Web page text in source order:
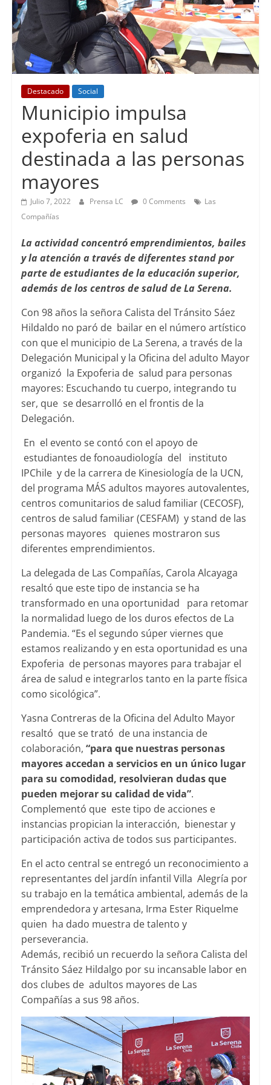
Destacado Social
Municipio impulsa
expoferia en salud
destinada a las personas
mayores
Julio 7, 2022 Prensa LC 0 Comments
Las
Compañías
La actividad concentró emprendimientos, bailes
y la atención a través de diferentes stand por
parte de estudiantes de la educación superior,
además de los centros de salud de La Serena.
Con 98 años la señora Calista del Tránsito Sáez
Hildaldo no paró de bailar en el número artístico
con que el municipio de La Serena, a través de la
Delegación Municipal y la Oficina del adulto Mayor
organizó la Expoferia de salud para personas
mayores: Escuchando tu cuerpo, integrando tu
ser, que se desarrolló en el frontis de la
Delegación.
En el evento se contó con el apoyo de
estudiantes de fonoaudiología del instituto
IPChile y de la carrera de Kinesiología de la UCN,
del programa MÁS adultos mayores autovalentes,
centros comunitarios de salud familiar (CECOSF),
centros de salud familiar (CESFAM) y stand de las
personas mayores quienes mostraron sus
diferentes emprendimientos.
La delegada de Las Compañías, Carola Alcayaga
resaltó que este tipo de instancia se ha
transformado en una oportunidad para retomar
la normalidad luego de los duros efectos de La
Pandemia. “Es el segundo súper viernes que
estamos realizando y en esta oportunidad es una
Expoferia de personas mayores para trabajar el
área de salud e integrarlos tanto en la parte física
como sicológica”.
Yasna Contreras de la Oficina del Adulto Mayor
resaltó que se trató de una instancia de
colaboración, “para que nuestras personas
mayores accedan a servicios en un único lugar
para su comodidad, resolvieran dudas que
pueden mejorar su calidad de vida”.
Complementó que este tipo de acciones e
instancias propician la interacción, bienestar y
participación activa de todos sus participantes.
En el acto central se entregó un reconocimiento a
representantes del jardín infantil Villa Alegría por
su trabajo en la temática ambiental, además de la
emprendedora y artesana, Irma Ester Riquelme
quien ha dado muestra de talento y
perseverancia.
Además, recibió un recuerdo la señora Calista del
Tránsito Sáez Hildalgo por su incansable labor en
dos clubes de adultos mayores de Las
Compañías a sus 98 años.